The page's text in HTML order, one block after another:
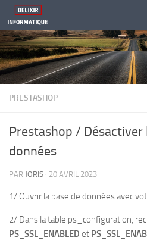
Skip to content
PRESTASHOP
Prestashop / Désactiver
données
PAR JORIS · 20 AVRIL 2023
1/ Ouvrir la base de données avec
2/ Dans la table ps_configuration,
PS_SSL_ENABLED et